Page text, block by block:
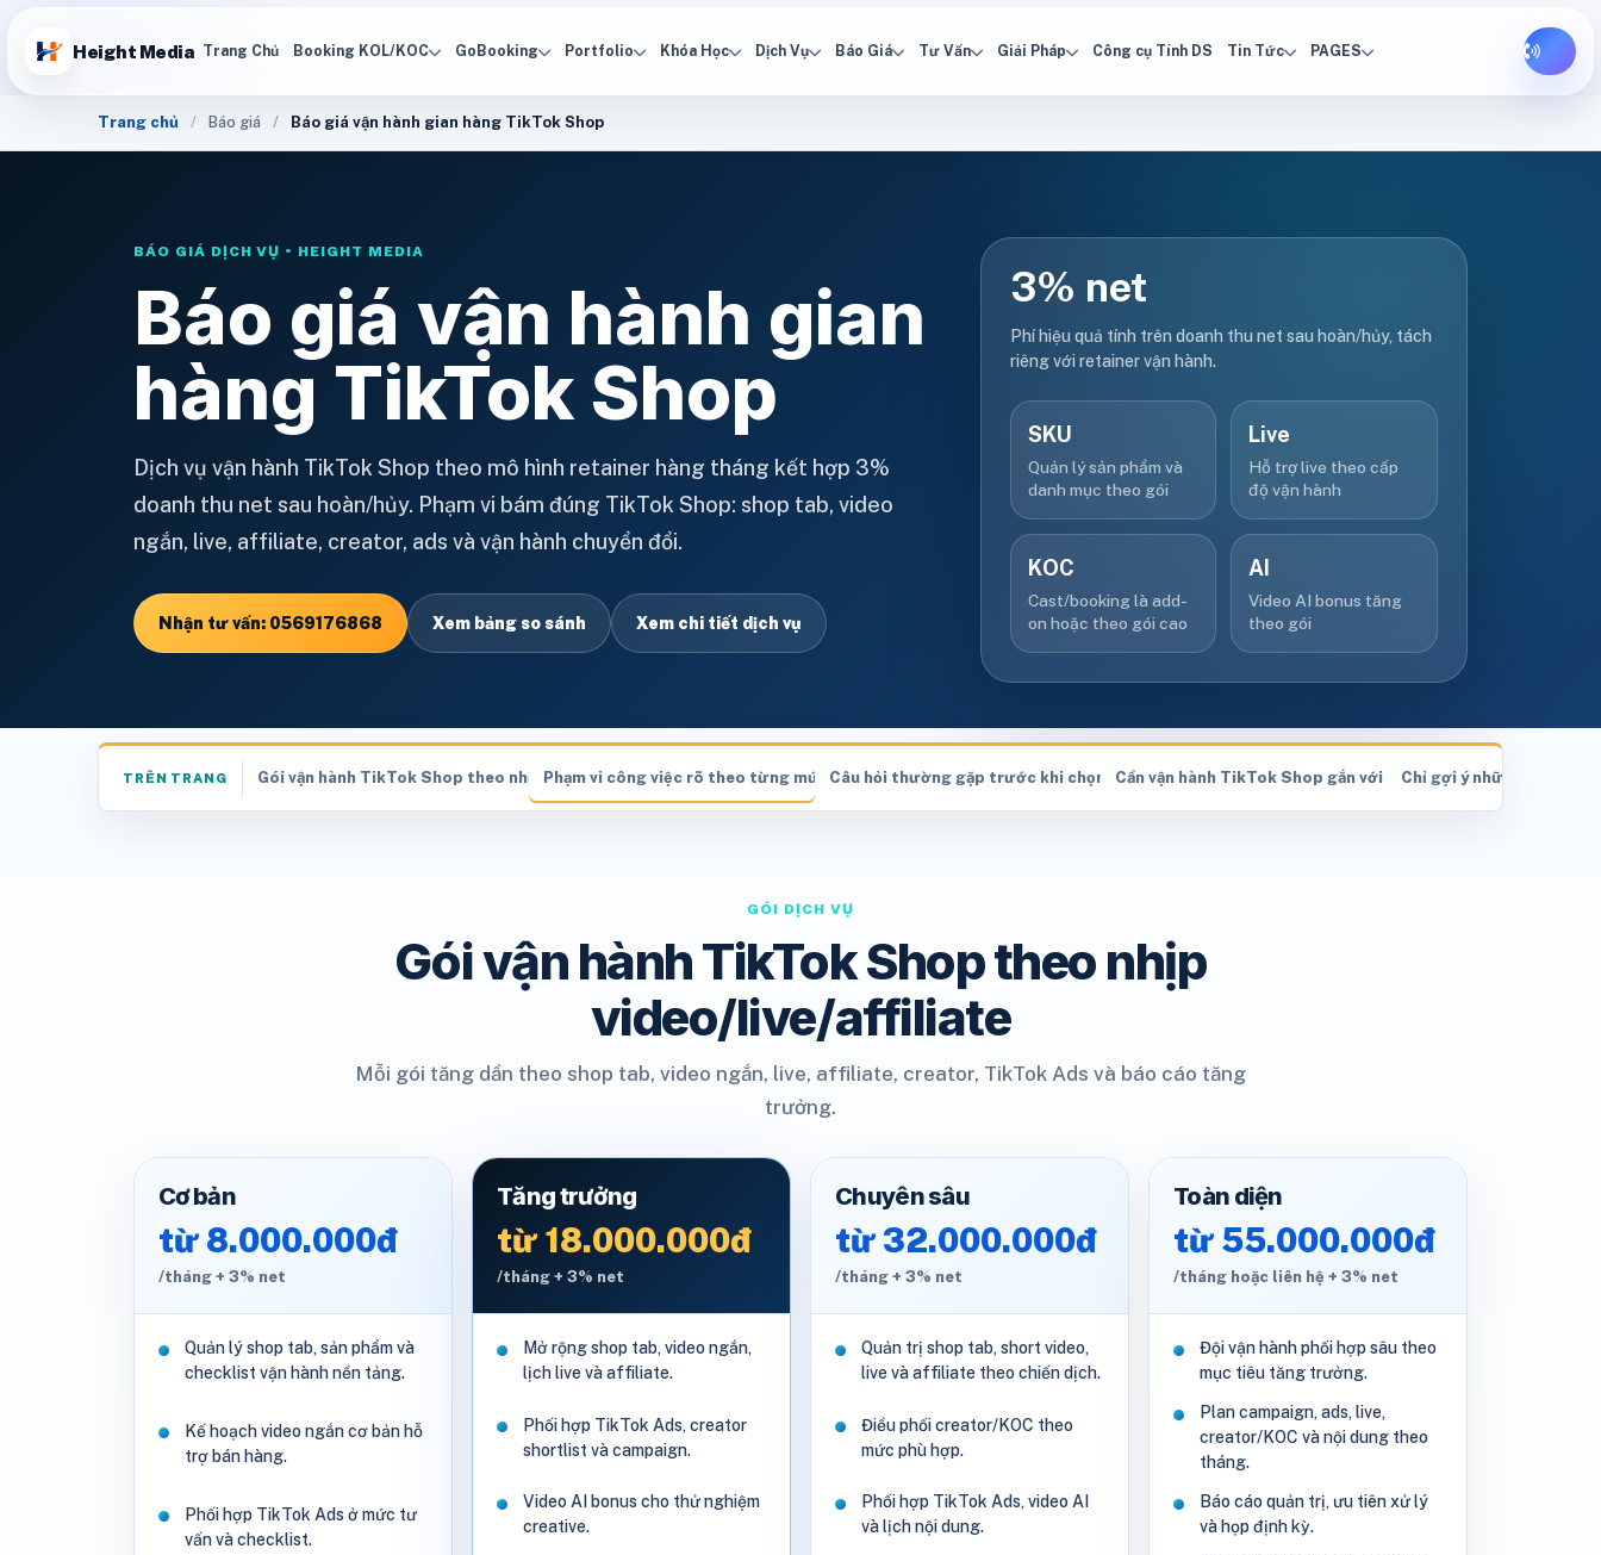
Height Media Trang Chủ Booking KOL/KOC GoBooking Portfolio Khóa Học Dịch Vụ Báo Giá Tư Vấn Giải Pháp Công cụ Tính DS Tin Tức PAGES
Trang chủ Báo giá Báo giá vận hành gian hàng TikTok Shop
BÁO GIÁ DỊCH VỤ • HEIGHT MEDIA
Báo giá vận hành gian
hàng TikTok Shop
Dịch vụ vận hành TikTok Shop theo mô hình retainer hàng tháng kết hợp 3%
doanh thu net sau hoàn/hủy. Phạm vi bám đúng TikTok Shop: shop tab, video
ngắn, live, affiliate, creator, ads và vận hành chuyển đổi.
Nhận tư vấn: 0569176868 Xem bảng so sánh Xem chi tiết dịch vụ
3% net
Phí hiệu quả tính trên doanh thu net sau hoàn/hủy, tách
riêng với retainer vận hành.
SKU
Quản lý sản phẩm và
danh mục theo gói
Live
Hỗ trợ live theo cấp
độ vận hành
KOC
Cast/booking là add-
on hoặc theo gói cao
AI
Video AI bonus tăng
theo gói
TRÊN TRANG Gói vận hành TikTok Shop theo nhịp video/live/affiliatePhạm vi công việc rõ theo từng mức đầu tưCâu hỏi thường gặp trước khi chọn góiCần vận hành TikTok Shop gắn với video, live và affiliate?
Chỉ gợi ý những dịch vụ
GÓI DỊCH VỤ
Gói vận hành TikTok Shop theo nhịp
video/live/affiliate
Mỗi gói tăng dần theo shop tab, video ngắn, live, affiliate, creator, TikTok Ads và báo cáo tăng
trưởng.
Cơ bản
từ 8.000.000đ
/tháng + 3% net
Quản lý shop tab, sản phẩm và
checklist vận hành nền tảng.
Kế hoạch video ngắn cơ bản hỗ
trợ bán hàng.
Phối hợp TikTok Ads ở mức tư
vấn và checklist.
Tăng trưởng
từ 18.000.000đ
/tháng + 3% net
Mở rộng shop tab, video ngắn,
lịch live và affiliate.
Phối hợp TikTok Ads, creator
shortlist và campaign.
Video AI bonus cho thử nghiệm
creative.
Chuyên sâu
từ 32.000.000đ
/tháng + 3% net
Quản trị shop tab, short video,
live và affiliate theo chiến dịch.
Điều phối creator/KOC theo
mức phù hợp.
Phối hợp TikTok Ads, video AI
và lịch nội dung.
Toàn diện
từ 55.000.000đ
/tháng hoặc liên hệ + 3% net
Đội vận hành phối hợp sâu theo
mục tiêu tăng trưởng.
Plan campaign, ads, live,
creator/KOC và nội dung theo
tháng.
Báo cáo quản trị, ưu tiên xử lý
và họp định kỳ.